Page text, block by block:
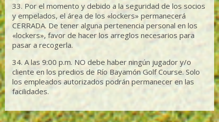
33. Por el momento y debido a la seguridad de los socios
y empelados, el área de los «lockers» permanecerá
CERRADA. De tener alguna pertenencia personal en los
«lockers», favor de hacer los arreglos necesarios para
pasar a recogerla.
34. A las 9:00 p.m. NO debe haber ningún jugador y/o
cliente en los predios de Río Bayamón Golf Course. Solo
los empleados autorizados podrán permanecer en las
facilidades.